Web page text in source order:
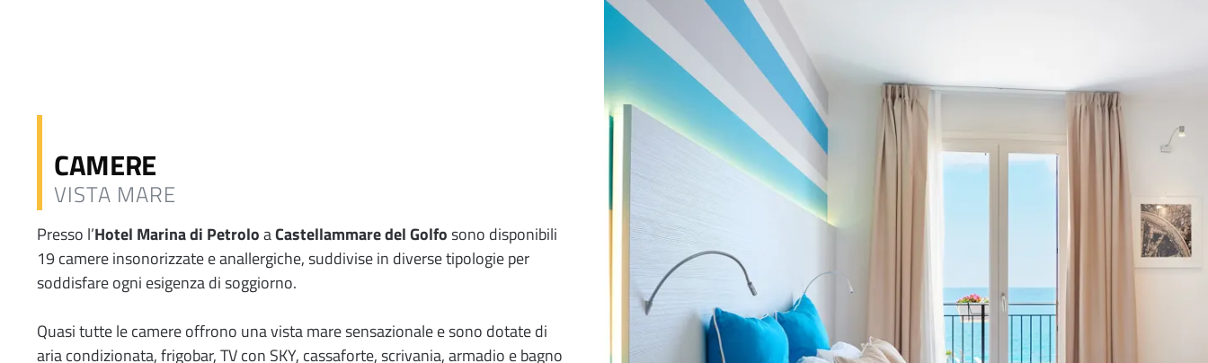
CAMERE
VISTA MARE
Presso l’Hotel Marina di PetroloaCastellammare del Golfosono disponibili
19 camere insonorizzate e anallergiche, suddivise in diverse tipologie per
soddisfare ogni esigenza di soggiorno.
Quasi tutte le camere offrono una vista mare sensazionale e sono dotate di
aria condizionata, frigobar, TV con SKY, cassaforte, scrivania, armadio e bagno